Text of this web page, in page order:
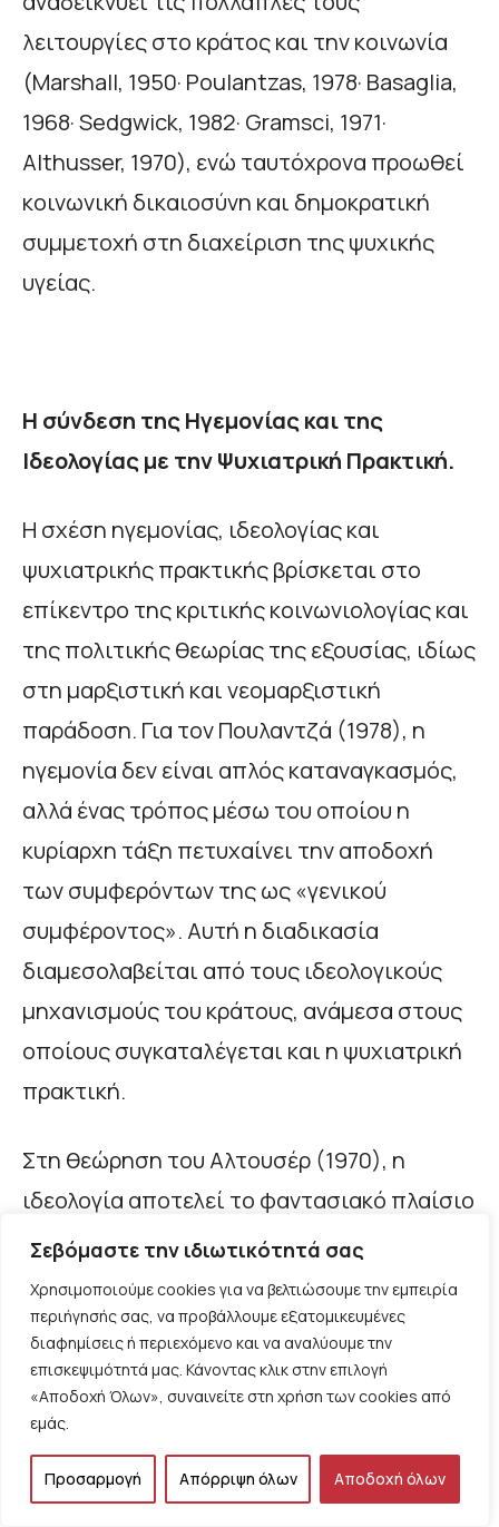
Σεβόμαστε την ιδιωτικότητά σας
Χρησιμοποιούμε cookies για να βελτιώσουμε την εμπειρία
περιήγησής σας, να προβάλλουμε εξατομικευμένες
διαφημίσεις ή περιεχόμενο και να αναλύουμε την
επισκεψιμότητά μας. Κάνοντας κλικ στην επιλογή
«Αποδοχή Όλων», συναινείτε στη χρήση των cookies από
εμάς.
Προσαρμογή Απόρριψη όλων Αποδοχή όλων
λειτουργίες στο κράτος και την κοινωνία
(Marshall, 1950· Poulantzas, 1978· Basaglia,
1968· Sedgwick, 1982· Gramsci, 1971·
Althusser, 1970), ενώ ταυτόχρονα προωθεί
κοινωνική δικαιοσύνη και δημοκρατική
συμμετοχή στη διαχείριση της ψυχικής
υγείας.
Η σύνδεση της Ηγεμονίας και της
Ιδεολογίας με την Ψυχιατρική Πρακτική.
Η σχέση ηγεμονίας, ιδεολογίας και
ψυχιατρικής πρακτικής βρίσκεται στο
επίκεντρο της κριτικής κοινωνιολογίας και
της πολιτικής θεωρίας της εξουσίας, ιδίως
στη μαρξιστική και νεομαρξιστική
παράδοση. Για τον Πουλαντζά (1978), η
ηγεμονία δεν είναι απλός καταναγκασμός,
αλλά ένας τρόπος μέσω του οποίου η
κυρίαρχη τάξη πετυχαίνει την αποδοχή
των συμφερόντων της ως «γενικού
συμφέροντος». Αυτή η διαδικασία
διαμεσολαβείται από τους ιδεολογικούς
μηχανισμούς του κράτους, ανάμεσα στους
οποίους συγκαταλέγεται και η ψυχιατρική
πρακτική.
Στη θεώρηση του Αλτουσέρ (1970), η
ιδεολογία αποτελεί το φαντασιακό πλαίσιο
όπου τα άτομα ενστερνίζονται τις
κοινωνικές σχέσεις που αναπαράγουν την
εξουσία. Οι θεσμοί, όπως η οικογένεια, το
σχολείο, τα μέσα ενημέρωσης αλλά και η
ψυχιατρική, λειτουργούν ως μηχανισμοί
που διασφαλίζουν κοινωνική συνοχή και
σταθεροποιούν την ταξική κυριαρχία.